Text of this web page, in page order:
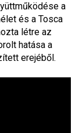
a
és a Tosca
létre az
hatása a
erejéből.